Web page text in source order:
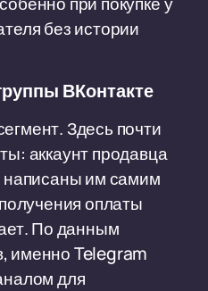
без истории
ВКонтакте
Здесь почти
аккаунт продавца
написаны им самим
оплаты
По данным
именно Telegram
для